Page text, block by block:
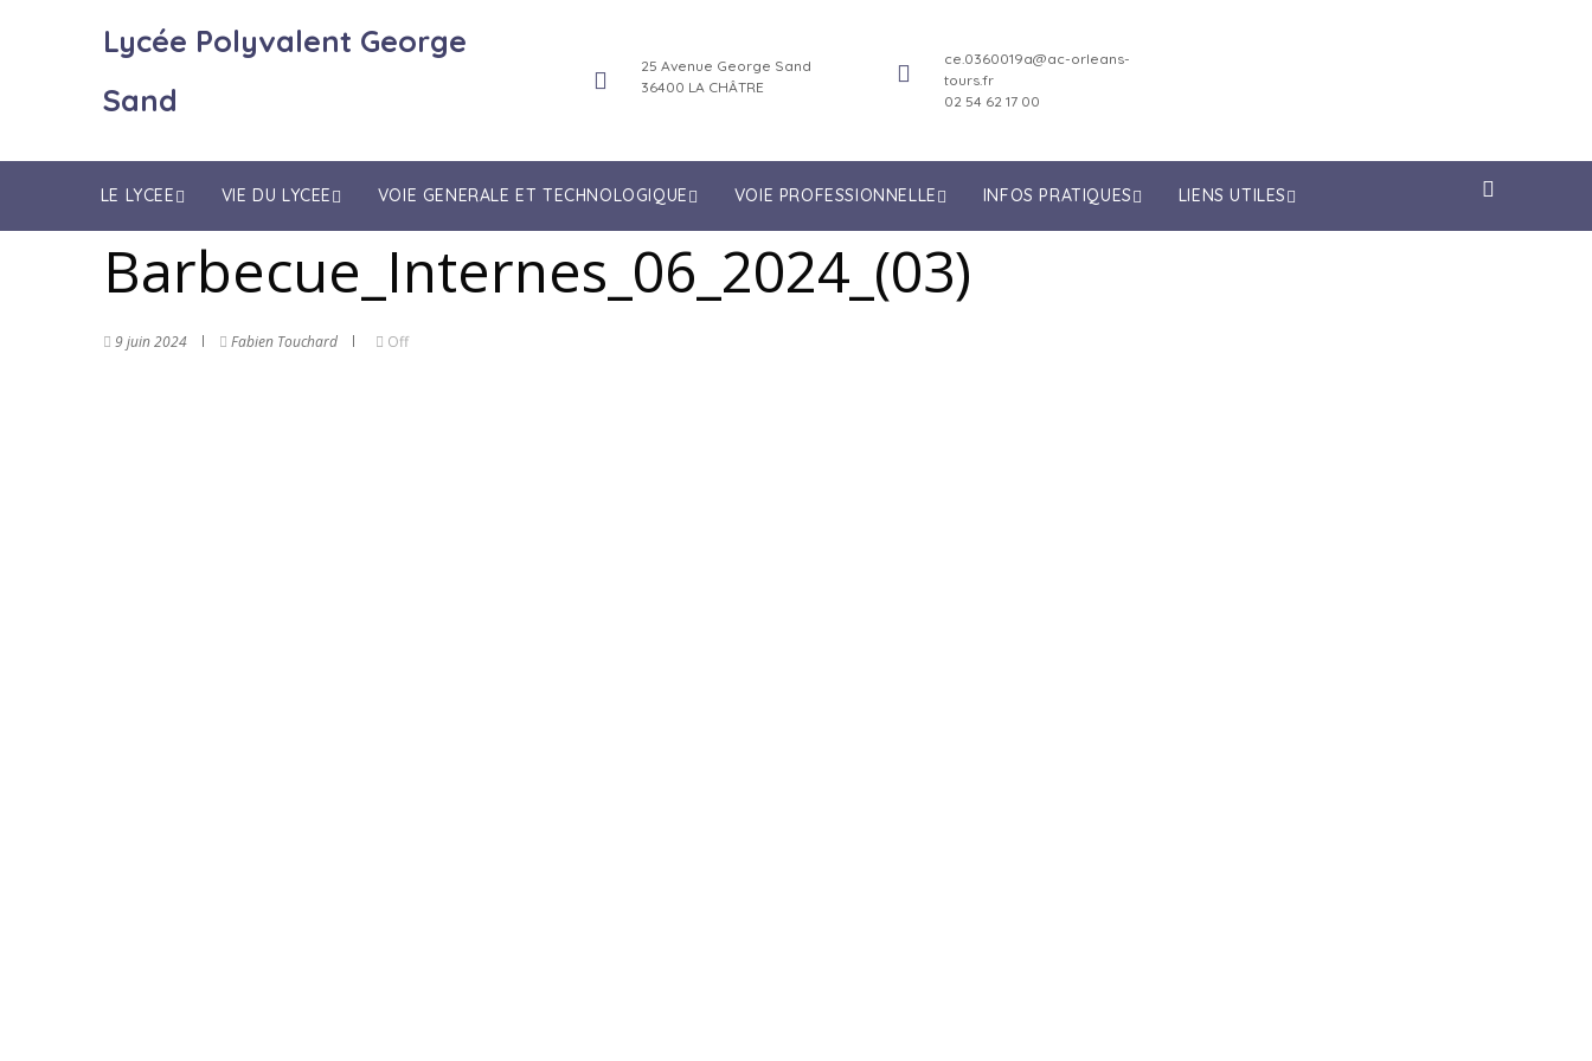
Lycée Polyvalent George
Sand
25 Avenue George Sand
36400 LA CHÂTRE
ce.0360019a@ac-orleans-
tours.fr
02 54 62 17 00
LE LYCEE VIE DU LYCEE VOIE GENERALE ET TECHNOLOGIQUE VOIE PROFESSIONNELLE INFOS PRATIQUES LIENS UTILES
Barbecue_Internes_06_2024_(03)
9 juin 2024 Fabien Touchard Off